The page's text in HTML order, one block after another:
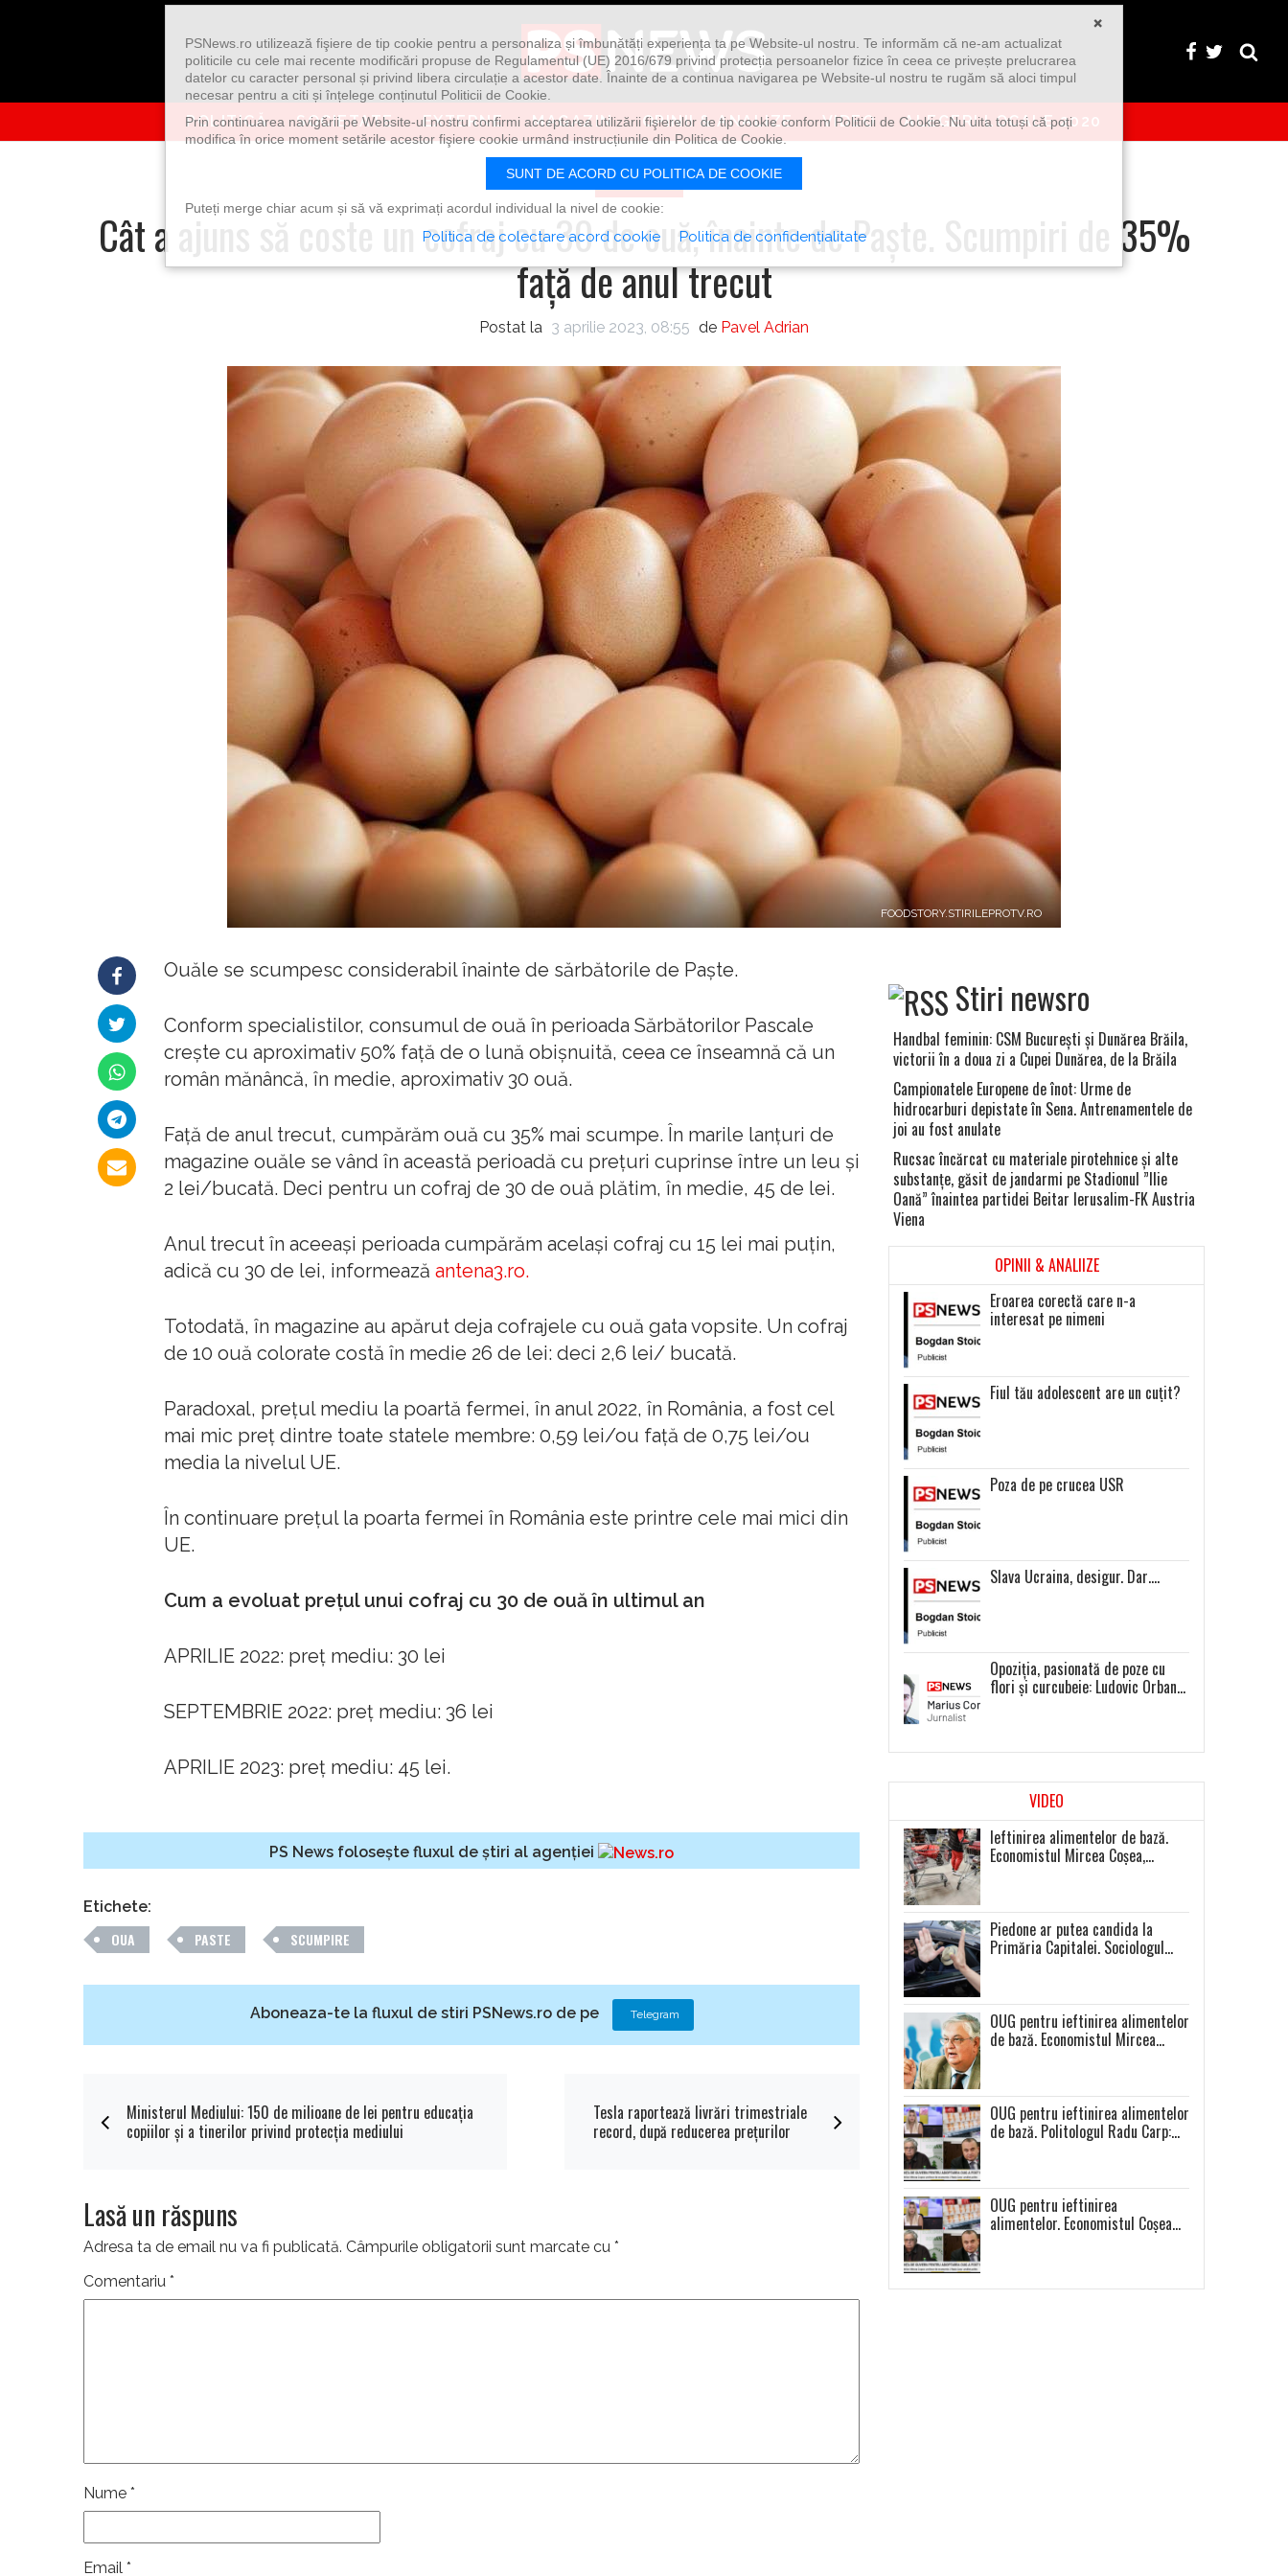
POLITICĂ SOCIETATE EXTERNE MAGAZIN OPINII & ANALIZE VIDEO ALEGERI LOCALE 2020
ECONOMIE
Cât a ajuns să coste un cofraj cu 30 de ouă, înainte de Paște. Scumpiri de 35%
față de anul trecut
Postat la 3 aprilie 2023, 08:55 de Pavel Adrian
FOODSTORY.STIRILEPROTV.RO
Ouăle se scumpesc considerabil înainte de sărbătorile de Paşte.
Conform specialistilor, consumul de ouă în perioada Sărbătorilor Pascale
creşte cu aproximativ 50% faţă de o lună obişnuită, ceea ce înseamnă că un
român mănâncă, în medie, aproximativ 30 ouă.
Față de anul trecut, cumpărăm ouă cu 35% mai scumpe. În marile lanţuri de
magazine ouăle se vând în această perioadă cu preţuri cuprinse între un leu şi
2 lei/bucată. Deci pentru un cofraj de 30 de ouă plătim, în medie, 45 de lei.
Anul trecut în aceeași perioada cumpărăm același cofraj cu 15 lei mai puțin,
adică cu 30 de lei, informează antena3.ro.
Totodată, în magazine au apărut deja cofrajele cu ouă gata vopsite. Un cofraj
de 10 ouă colorate costă în medie 26 de lei: deci 2,6 lei/ bucată.
Paradoxal, preţul mediu la poartă fermei, în anul 2022, în România, a fost cel
mai mic preţ dintre toate statele membre: 0,59 lei/ou faţă de 0,75 lei/ou
media la nivelul UE.
În continuare preţul la poarta fermei în România este printre cele mai mici din
UE.
Cum a evoluat prețul unui cofraj cu 30 de ouă în ultimul an
APRILIE 2022: preț mediu: 30 lei
SEPTEMBRIE 2022: preț mediu: 36 lei
APRILIE 2023: preț mediu: 45 lei.
PS News folosește fluxul de știri al agenției
Etichete:
OUA PASTE SCUMPIRE
Aboneaza-te la fluxul de stiri PSNews.ro de pe Telegram
Ministerul Mediului: 150 de milioane de lei pentru educaţia
copiilor şi a tinerilor privind protecţia mediului
Tesla raportează livrări trimestriale
record, după reducerea preţurilor
Lasă un răspuns
Adresa ta de email nu va fi publicată. Câmpurile obligatorii sunt marcate cu *
Comentariu *
Nume *
Email *
Stiri newsro
Handbal feminin: CSM Bucureşti şi Dunărea Brăila,
victorii în a doua zi a Cupei Dunărea, de la Brăila
Campionatele Europene de înot: Urme de
hidrocarburi depistate în Sena. Antrenamentele de
joi au fost anulate
Rucsac încărcat cu materiale pirotehnice şi alte
substanţe, găsit de jandarmi pe Stadionul ”Ilie
Oană” înaintea partidei Beitar Ierusalim-FK Austria
Viena
OPINII & ANALIIZE
Eroarea corectă care n-a
interesat pe nimeni
Fiul tău adolescent are un cuțit?
Poza de pe crucea USR
Slava Ucraina, desigur. Dar….
Opoziția, pasionată de poze cu
flori și curcubeie: Ludovic Orban
VIDEO
Ieftinirea alimentelor de bază.
Economistul Mircea Coșea,
Piedone ar putea candida la
Primăria Capitalei. Sociologul
alegerile
OUG pentru ieftinirea alimentelor
de bază. Economistul Mircea
produse”
OUG pentru ieftinirea alimentelor
de bază. Politologul Radu Carp:
OUG pentru ieftinirea
alimentelor. Economistul Coșea
×
PSNews.ro utilizează fişiere de tip cookie pentru a personaliza și îmbunătăți experiența ta pe Website-ul nostru. Te informăm că ne-am actualizat
politicile cu cele mai recente modificări propuse de Regulamentul (UE) 2016/679 privind protecția persoanelor fizice în ceea ce privește prelucrarea
datelor cu caracter personal și privind libera circulație a acestor date. Înainte de a continua navigarea pe Website-ul nostru te rugăm să aloci timpul
necesar pentru a citi și înțelege conținutul Politicii de Cookie.
Prin continuarea navigării pe Website-ul nostru confirmi acceptarea utilizării fişierelor de tip cookie conform Politicii de Cookie. Nu uita totuși că poți
modifica în orice moment setările acestor fişiere cookie urmând instrucțiunile din Politica de Cookie.
SUNT DE ACORD CU POLITICA DE COOKIE
Puteți merge chiar acum și să vă exprimați acordul individual la nivel de cookie:
Politica de colectare acord cookie Politica de confidențialitate